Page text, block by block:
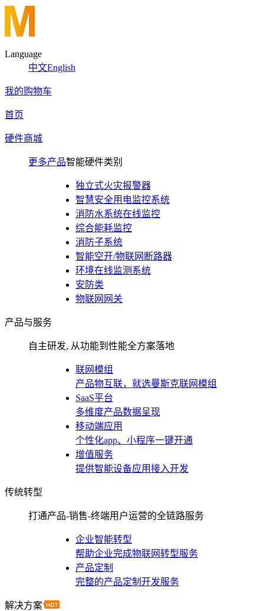
Language
中文English
我的购物车
首页
硬件商城
更多产品智能硬件类别
独立式火灾报警器
智慧安全用电监控系统
消防水系统在线监控
综合能耗监控
消防子系统
智能空开/物联网断路器
环境在线监测系统
安防类
物联网网关
产品与服务
自主研发, 从功能到性能全方案落地
联网模组
产品物互联，就选曼斯克联网模组
SaaS平台
多维度产品数据呈现
移动端应用
个性化app、小程序一键开通
增值服务
提供智能设备应用接入开发
传统转型
打通产品-销售-终端用户运营的全链路服务
企业智能转型
帮助企业完成物联网转型服务
产品定制
完整的产品定制开发服务
解决方案